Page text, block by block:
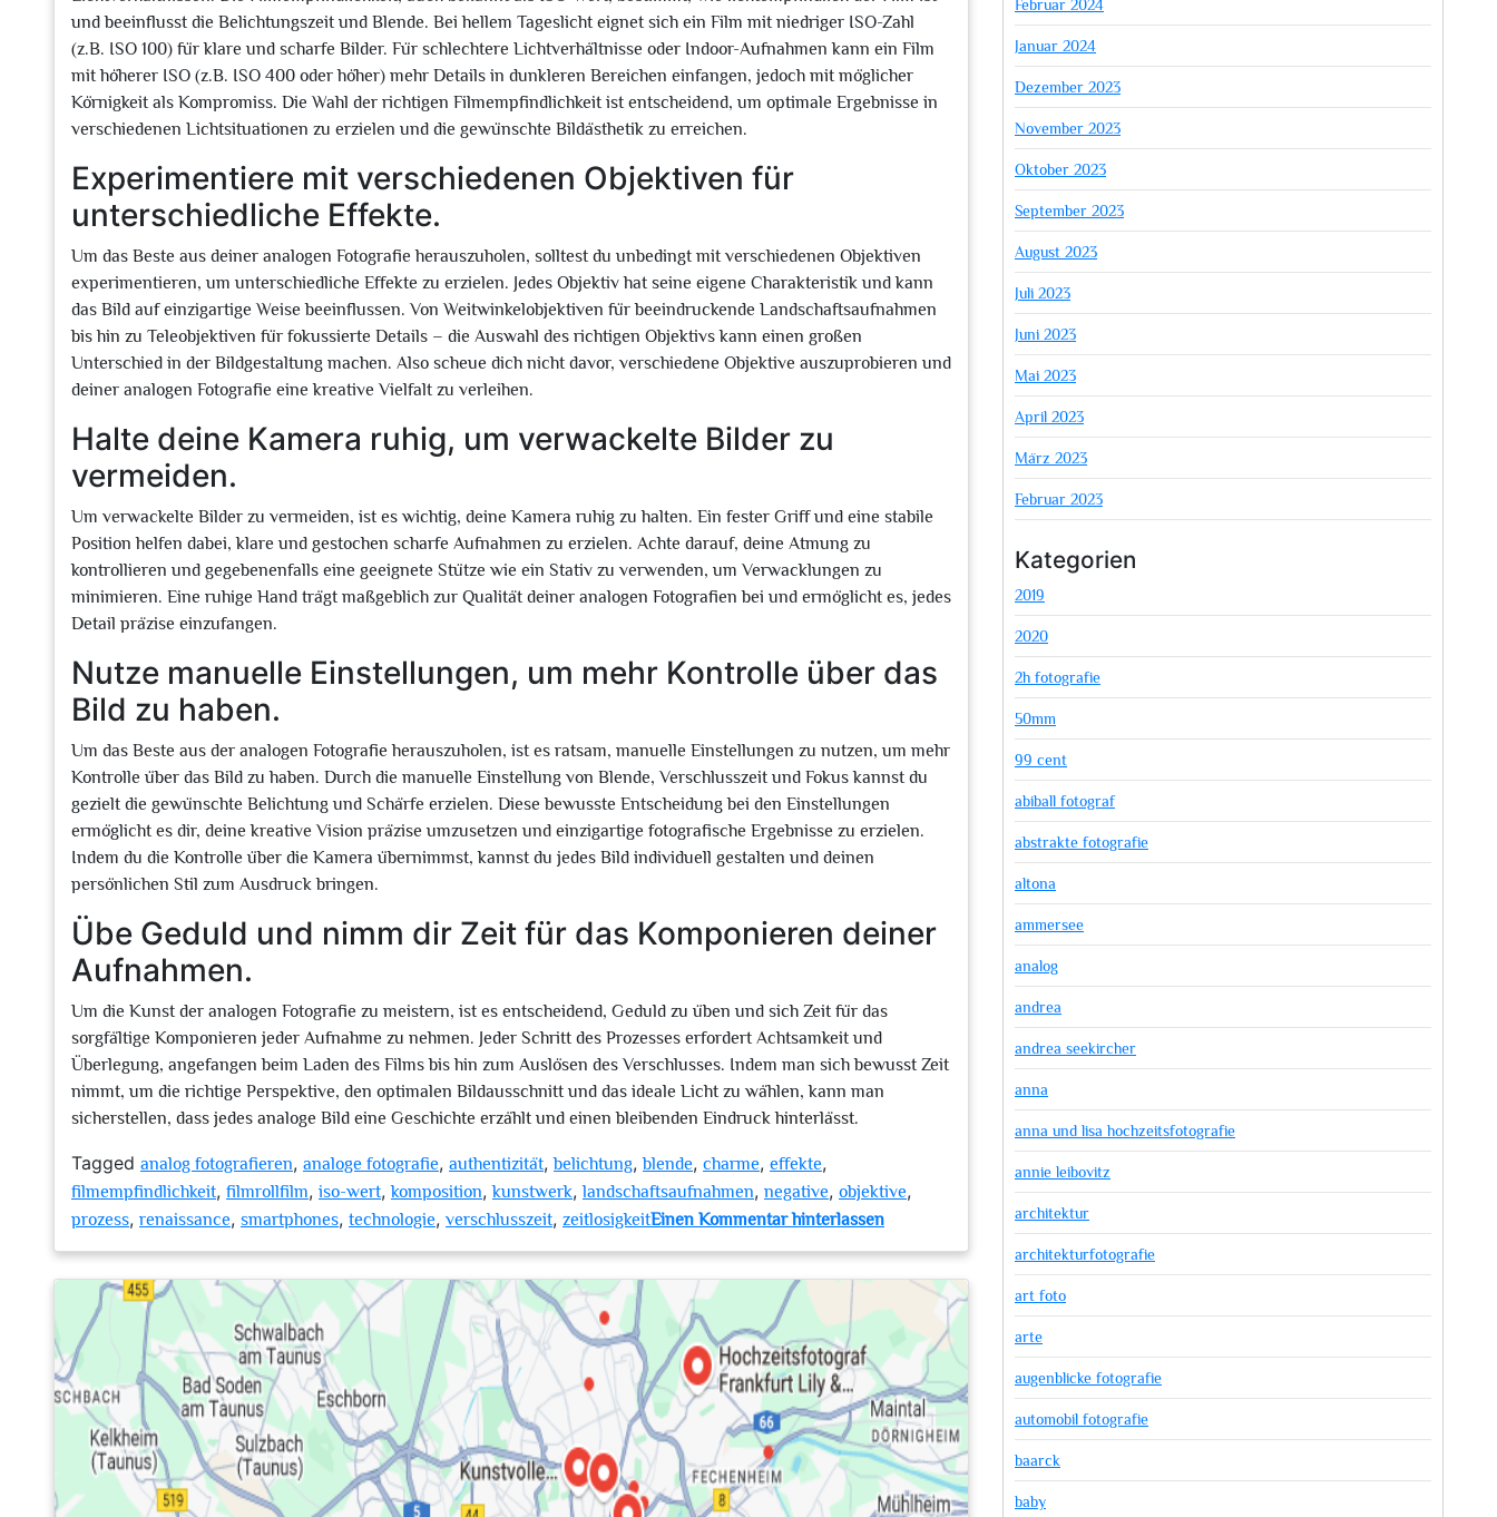
und beeinflusst die Belichtungszeit und Blende. Bei hellem Tageslicht eignet sich ein Film mit niedriger ISO-Zahl
(z.B. ISO 100) für klare und scharfe Bilder. Für schlechtere Lichtverhältnisse oder Indoor-Aufnahmen kann ein Film
mit höherer ISO (z.B. ISO 400 oder höher) mehr Details in dunkleren Bereichen einfangen, jedoch mit möglicher
Körnigkeit als Kompromiss. Die Wahl der richtigen Filmempfindlichkeit ist entscheidend, um optimale Ergebnisse in
verschiedenen Lichtsituationen zu erzielen und die gewünschte Bildästhetik zu erreichen.
Experimentiere mit verschiedenen Objektiven für
unterschiedliche Effekte.
Um das Beste aus deiner analogen Fotografie herauszuholen, solltest du unbedingt mit verschiedenen Objektiven
experimentieren, um unterschiedliche Effekte zu erzielen. Jedes Objektiv hat seine eigene Charakteristik und kann
das Bild auf einzigartige Weise beeinflussen. Von Weitwinkelobjektiven für beeindruckende Landschaftsaufnahmen
bis hin zu Teleobjektiven für fokussierte Details – die Auswahl des richtigen Objektivs kann einen großen
Unterschied in der Bildgestaltung machen. Also scheue dich nicht davor, verschiedene Objektive auszuprobieren und
deiner analogen Fotografie eine kreative Vielfalt zu verleihen.
Halte deine Kamera ruhig, um verwackelte Bilder zu
vermeiden.
Um verwackelte Bilder zu vermeiden, ist es wichtig, deine Kamera ruhig zu halten. Ein fester Griff und eine stabile
Position helfen dabei, klare und gestochen scharfe Aufnahmen zu erzielen. Achte darauf, deine Atmung zu
kontrollieren und gegebenenfalls eine geeignete Stütze wie ein Stativ zu verwenden, um Verwacklungen zu
minimieren. Eine ruhige Hand trägt maßgeblich zur Qualität deiner analogen Fotografien bei und ermöglicht es, jedes
Detail präzise einzufangen.
Nutze manuelle Einstellungen, um mehr Kontrolle über das
Bild zu haben.
Um das Beste aus der analogen Fotografie herauszuholen, ist es ratsam, manuelle Einstellungen zu nutzen, um mehr
Kontrolle über das Bild zu haben. Durch die manuelle Einstellung von Blende, Verschlusszeit und Fokus kannst du
gezielt die gewünschte Belichtung und Schärfe erzielen. Diese bewusste Entscheidung bei den Einstellungen
ermöglicht es dir, deine kreative Vision präzise umzusetzen und einzigartige fotografische Ergebnisse zu erzielen.
Indem du die Kontrolle über die Kamera übernimmst, kannst du jedes Bild individuell gestalten und deinen
persönlichen Stil zum Ausdruck bringen.
Übe Geduld und nimm dir Zeit für das Komponieren deiner
Aufnahmen.
Um die Kunst der analogen Fotografie zu meistern, ist es entscheidend, Geduld zu üben und sich Zeit für das
sorgfältige Komponieren jeder Aufnahme zu nehmen. Jeder Schritt des Prozesses erfordert Achtsamkeit und
Überlegung, angefangen beim Laden des Films bis hin zum Auslösen des Verschlusses. Indem man sich bewusst Zeit
nimmt, um die richtige Perspektive, den optimalen Bildausschnitt und das ideale Licht zu wählen, kann man
sicherstellen, dass jedes analoge Bild eine Geschichte erzählt und einen bleibenden Eindruck hinterlässt.
Tagged analog fotografieren, analoge fotografie, authentizität,belichtung,blende, charme, effekte,
filmempfindlichkeit, filmrollfilm, iso-wert,komposition,kunstwerk,landschaftsaufnahmen, negative, objektive,
prozess, renaissance, smartphones, technologie, verschlusszeit, zeitlosigkeitEinen Kommentar hinterlassenzu
analogen
Fotografierens:
Zeitlose
Schönheit
im
digitalen
Zeitalter
Februar 2024
Januar 2024
Dezember 2023
November 2023
Oktober 2023
September 2023
August 2023
Juli 2023
Juni 2023
Mai 2023
April 2023
März 2023
Februar 2023
Kategorien
2019
2020
2h fotografie
50mm
99 cent
abiball fotograf
abstrakte fotografie
altona
ammersee
analog
andrea
andrea seekircher
anna
anna und lisa hochzeitsfotografie
annie leibovitz
architektur
architekturfotografie
art foto
arte
augenblicke fotografie
automobil fotografie
baarck
baby